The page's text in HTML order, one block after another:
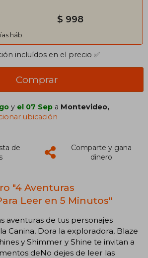
háb.
$ 998
incluídos en el precio ✅
Comprar
y el 07 Sep a Montevideo,
ubicación
de
Comparte y gana
dinero
"4 Aventuras
Leer en 5 Minutos"
aventuras de tus personajes
Canina, Dora la exploradora, Blaze
y Shimmer y Shine te invitan a
deNo dejes de leer las